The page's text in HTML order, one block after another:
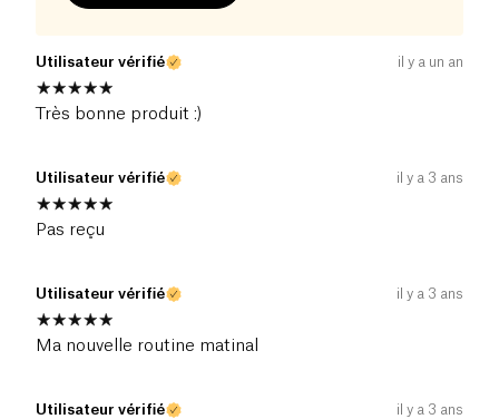
Utilisateur vérifié il y a un an
Très bonne produit :)
Utilisateur vérifié il y a 3 ans
Pas reçu
Utilisateur vérifié il y a 3 ans
Ma nouvelle routine matinal
Utilisateur vérifié il y a 3 ans